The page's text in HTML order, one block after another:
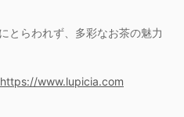
とらわれず、多彩なお茶の魅力
https://www.lupicia.com